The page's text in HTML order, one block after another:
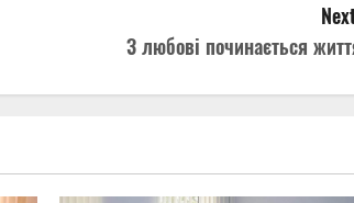
З любові починається